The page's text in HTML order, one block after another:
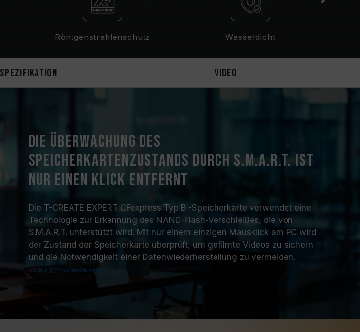
Röntgenstrahlenschutz Wasserdicht
Spezifikation Video
Die Überwachung des
Speicherkartenzustands durch S.M.A.R.T. ist
nur einen Klick entfernt
Die T-CREATE EXPERT CFexpress Typ B -Speicherkarte verwendet eine
Technologie zur Erkennung des NAND-Flash-Verschleißes, die von
S.M.A.R.T. unterstützt wird. Mit nur einem einzigen Mausklick am PC wird
der Zustand der Speicherkarte überprüft, um gefilmte Videos zu sichern
und die Notwendigkeit einer Datenwiederherstellung zu vermeiden.
*S.M.A.R.T tool download